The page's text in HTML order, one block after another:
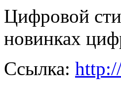
Цифровой
новинках
Ссылка: